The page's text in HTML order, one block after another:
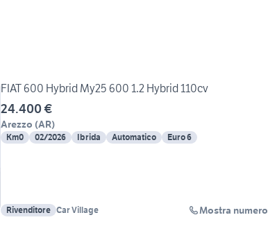
FIAT 600 Hybrid My25 600 1.2 Hybrid 110cv
24.400 €
Arezzo (AR)
Km0 02/2026 Ibrida Automatico Euro 6
Rivenditore Car Village Mostra numero